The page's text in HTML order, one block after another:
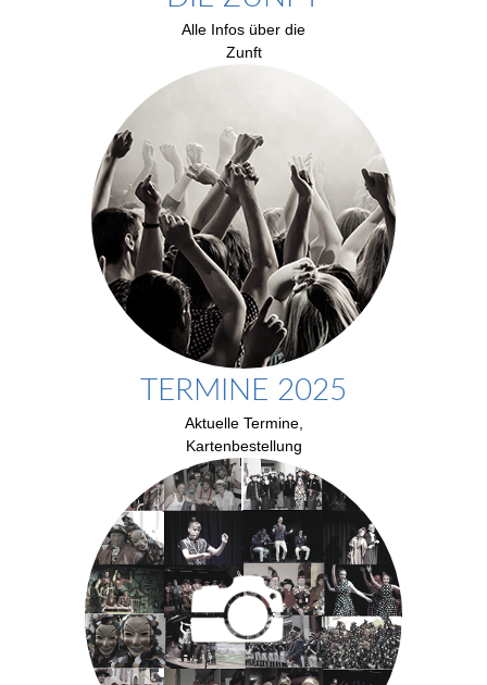
Alle Infos über die
Zunft
TERMINE 2025
Aktuelle Termine,
Kartenbestellung